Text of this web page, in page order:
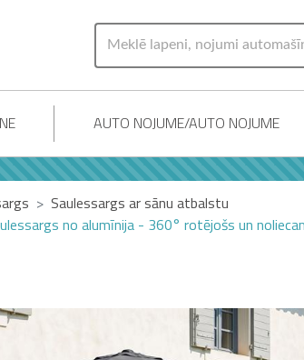
AUTO NOJUME/AUTO NOJUME
Saulessargs ar sānu atbalstu
no alumīnija - 360° rotējošs un